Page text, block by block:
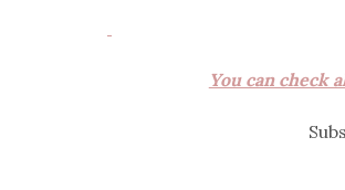
You can check